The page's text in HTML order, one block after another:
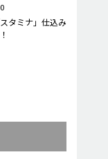
タミナ」仕込み